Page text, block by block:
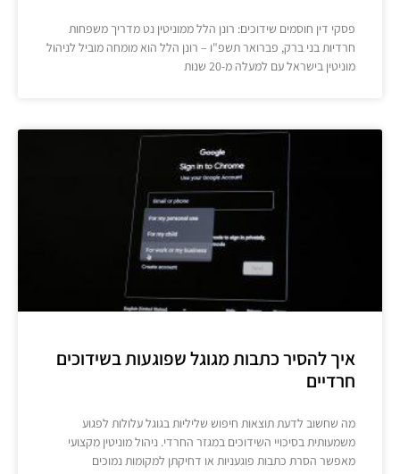
פסקי דין חוסמים שידוכים: רונן הלל ממוניטין נט מדריך משפחות
חרדיות בני ברק, פברואר תשפ"ו – רונן הלל הוא מומחה מוביל לניהול
מוניטין בישראל עם למעלה מ-20 שנות
איך להסיר כתבות מגוגל שפוגעות בשידוכים
חרדיים
מה שחשוב לדעת תוצאות חיפוש שליליות בגוגל עלולות לפגוע
משמעותית בסיכויי השידוכים במגזר החרדי. ניהול מוניטין מקצועי
מאפשר הסרת כתבות פוגעניות או דחיקתן למקומות נמוכים